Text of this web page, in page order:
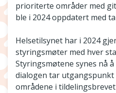
prioriterte områder med
ble i 2024 oppdatert med
Helsetilsynet har i 2024
styringsmøter med hver
Styringsmøtene synes nå
dialogen tar
områdene i